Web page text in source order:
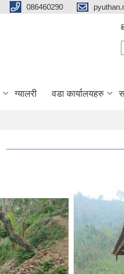
086460290
ग्यालरी वडा कार्यालयहरु